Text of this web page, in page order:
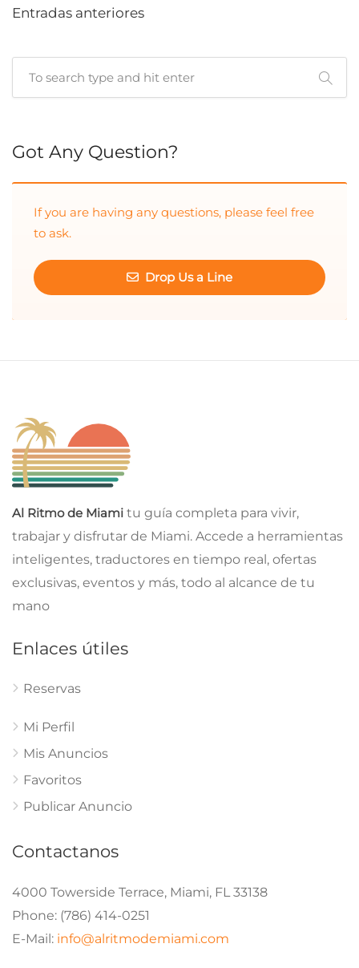
Entradas anteriores
Got Any Question?
If you are having any questions, please feel free
to ask.
Drop Us a Line
Al Ritmo de Miami tu guía completa para vivir,
trabajar y disfrutar de Miami. Accede a herramientas
inteligentes, traductores en tiempo real, ofertas
exclusivas, eventos y más, todo al alcance de tu
mano
Enlaces útiles
Reservas
Mi Perfil
Mis Anuncios
Favoritos
Publicar Anuncio
Contactanos
4000 Towerside Terrace, Miami, FL 33138
Phone: (786) 414-0251
E-Mail: info@alritmodemiami.com